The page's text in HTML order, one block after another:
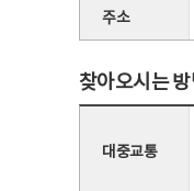
주소
찾아오시는 방
대중교통